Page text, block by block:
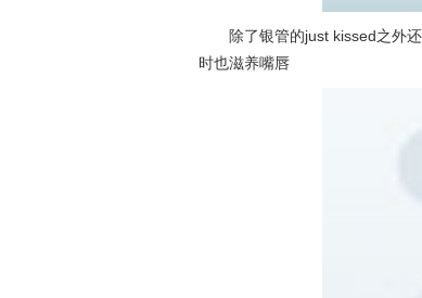
除了银管的just kissed之外
时也滋养嘴唇